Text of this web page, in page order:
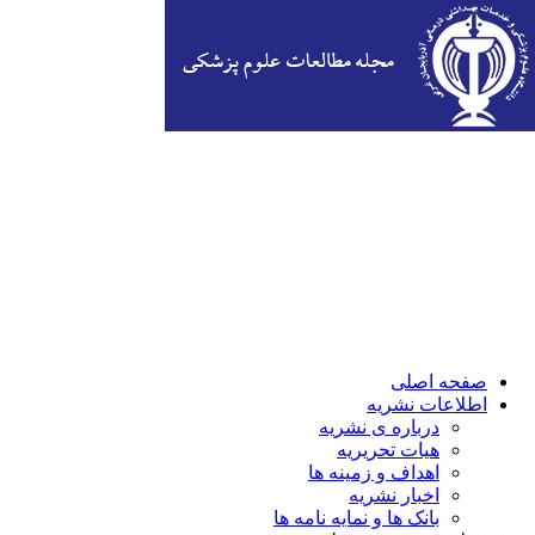
صفحه اصلی
اطلاعات نشریه
درباره ی نشریه
هیات تحریریه
اهداف و زمینه ها
اخبار نشریه
بانک ها و نمایه نامه ها